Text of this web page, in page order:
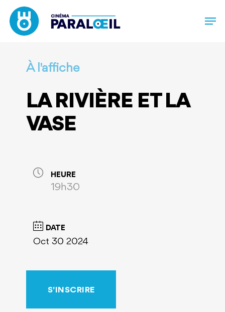
main
À l'affiche
LA RIVIÈRE ET LA
VASE
HEURE
19h30
DATE
Oct 30 2024
S'INSCRIRE